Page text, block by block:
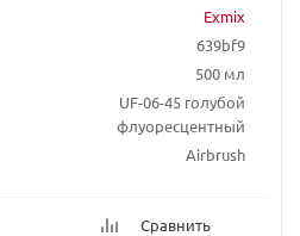
Exmix
639bf9
500 мл
UF-06-45 голубой
флуоресцентный
Airbrush
Сравнить